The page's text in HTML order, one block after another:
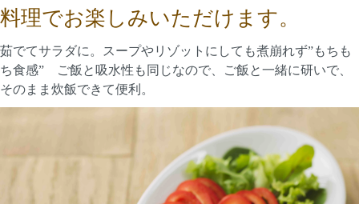
料理でお楽しみいただけます。
茹でてサラダに。スープやリゾットにしても煮崩れず”もちも
ち食感” ご飯と吸水性も同じなので、ご飯と一緒に研いで、
そのまま炊飯できて便利。